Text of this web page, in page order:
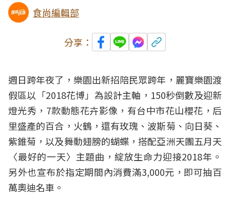
食尚編輯部
分享：
週日跨年夜了，樂園出新招陪民眾跨年，麗寶樂園渡
假區以「2018花博」為設計主軸，150秒倒數及迎新
燈光秀，7款動態花卉影像，有台中市花山櫻花，后
里盛產的百合，火鶴，還有玫瑰、波斯菊、向日葵、
紫錐菊，以及舞動翅膀的蝴蝶，搭配亞洲天團五月天
〈最好的一天〉主題曲，綻放生命力迎接2018年。
另外也宣布於指定期間內消費滿3,000元，即可抽百
萬奧迪名車。